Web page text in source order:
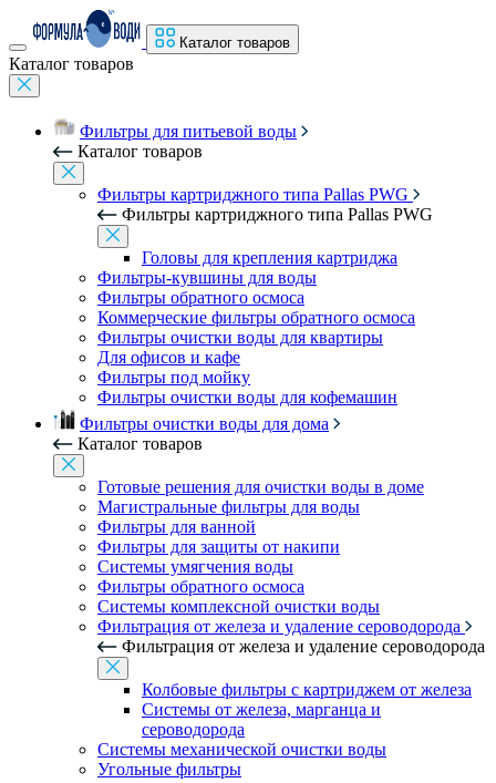
Каталог товаров
Каталог товаров
Фильтры для питьевой воды
Каталог товаров
Фильтры картриджного типа Pallas PWG
Фильтры картриджного типа Pallas PWG
Головы для крепления картриджа
Фильтры-кувшины для воды
Фильтры обратного осмоса
Коммерческие фильтры обратного осмоса
Фильтры очистки воды для квартиры
Для офисов и кафе
Фильтры под мойку
Фильтры очистки воды для кофемашин
Фильтры очистки воды для дома
Каталог товаров
Готовые решения для очистки воды в доме
Магистральные фильтры для воды
Фильтры для ванной
Фильтры для защиты от накипи
Системы умягчения воды
Фильтры обратного осмоса
Системы комплексной очистки воды
Фильтрация от железа и удаление сероводорода
Фильтрация от железа и удаление сероводорода
Колбовые фильтры с картриджем от железа
Системы от железа, марганца и
сероводорода
Системы механической очистки воды
Угольные фильтры